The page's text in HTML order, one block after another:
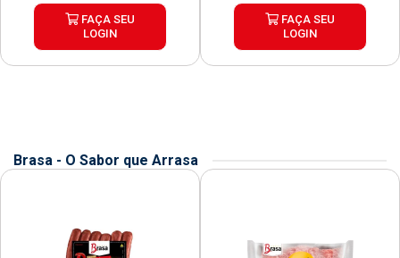
FAÇA SEU
LOGIN
FAÇA SEU
LOGIN
Brasa - O Sabor que Arrasa